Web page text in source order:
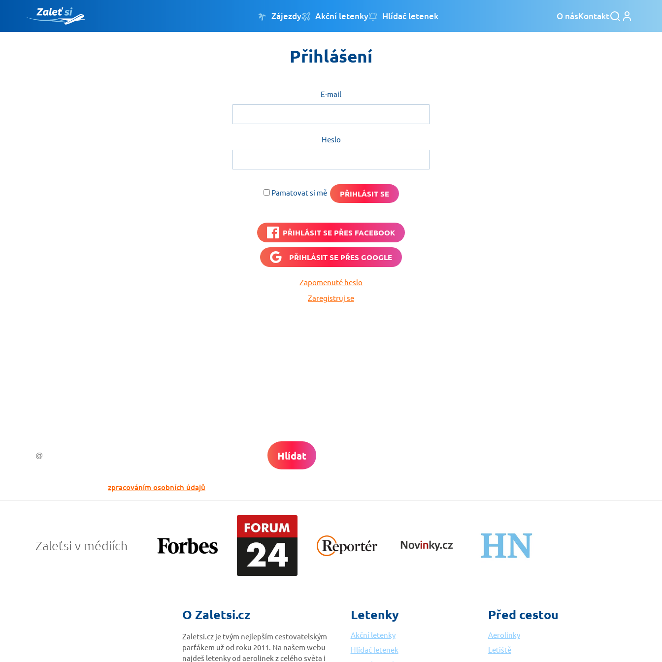
Zájezdy Akční letenky Hlídač letenek O násKontakt
Přihlášení
E-mail
Heslo
Pamatovat si mě
PŘIHLÁSIT SE PŘES FACEBOOK
PŘIHLÁSIT SE PŘES GOOGLE
Zapomenuté heslo
Zaregistruj se
Hlídat
zpracováním osobních údajů
Zaleťsi v médiích
O Zaletsi.cz
Zaletsi.cz je tvým nejlepším cestovatelským
parťákem už od roku 2011. Na našem webu
najdeš letenky od aerolinek z celého světa i
Letenky
Akční letenky
Hlídač letenek
Před cestou
Aerolinky
Letiště